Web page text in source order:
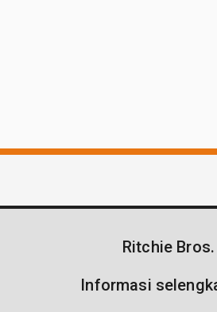
Ritchie Bros.
Informasi